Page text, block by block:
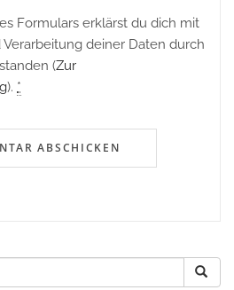
Formulars erklärst du dich mit
deiner Daten durch
(Zur
). *